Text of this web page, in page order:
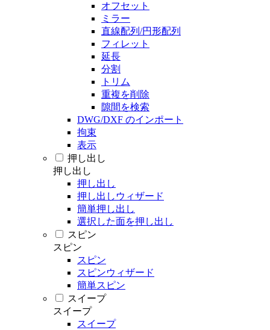
オフセット
ミラー
直線配列/円形配列
フィレット
延長
分割
トリム
重複を削除
隙間を検索
DWG/DXF のインポート
拘束
表示
押し出し
押し出し
押し出し
押し出しウィザード
簡単押し出し
選択した面を押し出し
スピン
スピン
スピン
スピンウィザード
簡単スピン
スイープ
スイープ
スイープ